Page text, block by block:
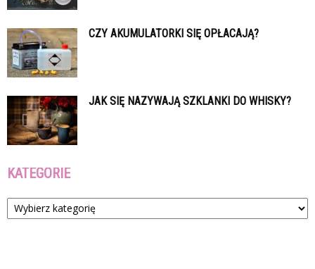
CZY AKUMULATORKI SIĘ OPŁACAJĄ?
JAK SIĘ NAZYWAJĄ SZKLANKI DO WHISKY?
KATEGORIE
Kategorie